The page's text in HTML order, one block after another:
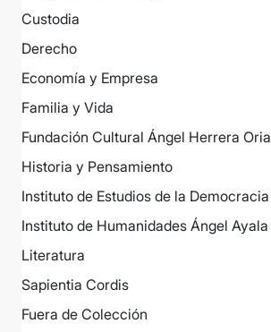
Custodia
Derecho
Economía y Empresa
Familia y Vida
Fundación Cultural Ángel Herrera Oria
Historia y Pensamiento
Instituto de Estudios de la Democracia
Instituto de Humanidades Ángel Ayala
Literatura
Sapientia Cordis
Fuera de Colección